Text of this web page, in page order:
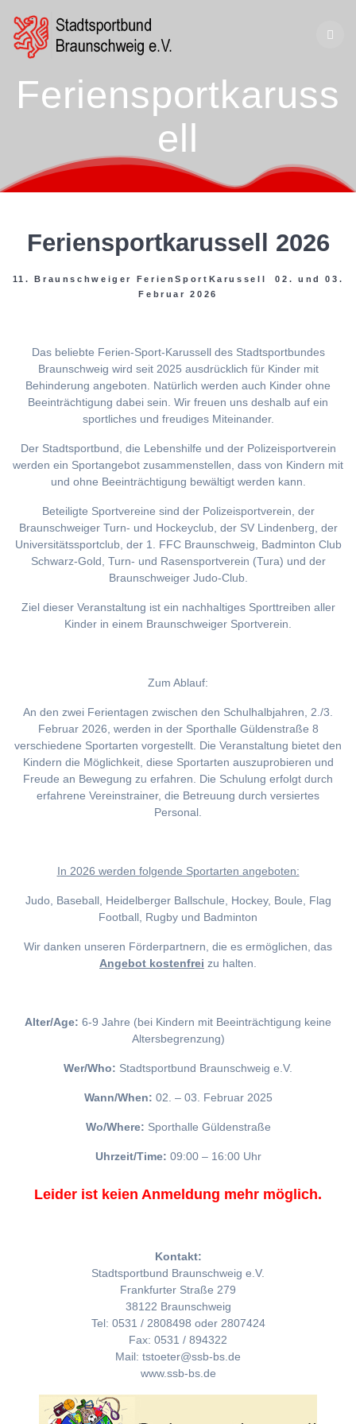
Feriensportkaruss
ell
Feriensportkarussell 2026
11. Braunschweiger FerienSportKarussell 02. und 03.
Februar 2026
Das beliebte Ferien-Sport-Karussell des Stadtsportbundes
Braunschweig wird seit 2025 ausdrücklich für Kinder mit
Behinderung angeboten. Natürlich werden auch Kinder ohne
Beeinträchtigung dabei sein. Wir freuen uns deshalb auf ein
sportliches und freudiges Miteinander.
Der Stadtsportbund, die Lebenshilfe und der Polizeisportverein
werden ein Sportangebot zusammenstellen, dass von Kindern mit
und ohne Beeinträchtigung bewältigt werden kann.
Beteiligte Sportvereine sind der Polizeisportverein, der
Braunschweiger Turn- und Hockeyclub, der SV Lindenberg, der
Universitätssportclub, der 1. FFC Braunschweig, Badminton Club
Schwarz-Gold, Turn- und Rasensportverein (Tura) und der
Braunschweiger Judo-Club.
Ziel dieser Veranstaltung ist ein nachhaltiges Sporttreiben aller
Kinder in einem Braunschweiger Sportverein.
Zum Ablauf:
An den zwei Ferientagen zwischen den Schulhalbjahren, 2./3.
Februar 2026, werden in der Sporthalle Güldenstraße 8
verschiedene Sportarten vorgestellt. Die Veranstaltung bietet den
Kindern die Möglichkeit, diese Sportarten auszuprobieren und
Freude an Bewegung zu erfahren. Die Schulung erfolgt durch
erfahrene Vereinstrainer, die Betreuung durch versiertes
Personal.
In 2026 werden folgende Sportarten angeboten:
Judo, Baseball, Heidelberger Ballschule, Hockey, Boule, Flag
Football, Rugby und Badminton
Wir danken unseren Förderpartnern, die es ermöglichen, das
Angebot kostenfrei zu halten.
Alter/Age: 6-9 Jahre (bei Kindern mit Beeinträchtigung keine
Altersbegrenzung)
Wer/Who: Stadtsportbund Braunschweig e.V.
Wann/When: 02. – 03. Februar 2025
Wo/Where: Sporthalle Güldenstraße
Uhrzeit/Time: 09:00 – 16:00 Uhr
Leider ist keien Anmeldung mehr möglich.
Kontakt:
Stadtsportbund Braunschweig e.V.
Frankfurter Straße 279
38122 Braunschweig
Tel: 0531 / 2808498 oder 2807424
Fax: 0531 / 894322
Mail: tstoeter@ssb-bs.de
www.ssb-bs.de